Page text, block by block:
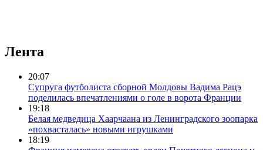
Лента
20:07
Супруга футболиста сборной Молдовы Вадима Рацэ
поделилась впечатлениями о голе в ворота Франции
19:18
Белая медведица Хаарчаана из Ленинградского зоопарка
«похвасталась» новыми игрушками
18:19